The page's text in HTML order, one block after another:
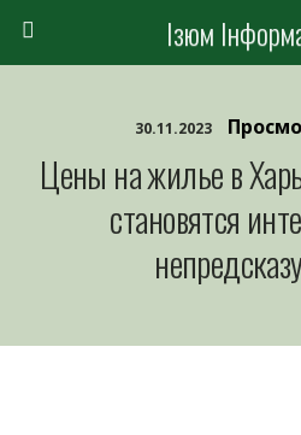
Ізюм
30.11.2023
Цены на жилье в
становятся